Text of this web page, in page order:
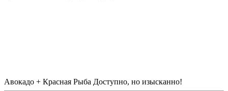
Авокадо + Красная Рыба Доступно, но изысканно!